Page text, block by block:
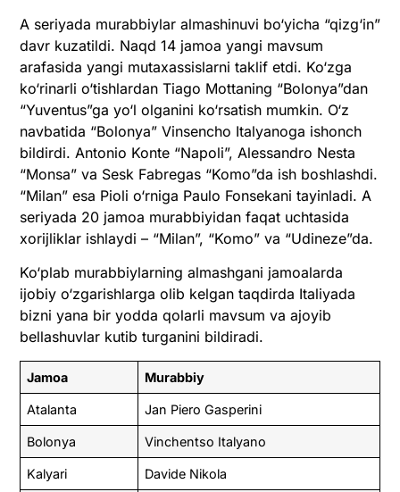
A seriyada murabbiylar almashinuvi bo‘yicha “qizg‘in”
davr kuzatildi. Naqd 14 jamoa yangi mavsum
arafasida yangi mutaxassislarni taklif etdi. Ko‘zga
ko‘rinarli o‘tishlardan Tiago Mottaning “Bolonya”dan
“Yuventus”ga yo‘l olganini ko‘rsatish mumkin. O‘z
navbatida “Bolonya” Vinsencho Italyanoga ishonch
bildirdi. Antonio Konte “Napoli”, Alessandro Nesta
“Monsa” va Sesk Fabregas “Komo”da ish boshlashdi.
“Milan” esa Pioli o‘rniga Paulo Fonsekani tayinladi. A
seriyada 20 jamoa murabbiyidan faqat uchtasida
xorijliklar ishlaydi – “Milan”, “Komo” va “Udineze”da.
Ko‘plab murabbiylarning almashgani jamoalarda
ijobiy o‘zgarishlarga olib kelgan taqdirda Italiyada
bizni yana bir yodda qolarli mavsum va ajoyib
bellashuvlar kutib turganini bildiradi.
Jamoa Murabbiy
Atalanta Jan Piero Gasperini
Bolonya Vinchentso Italyano
Kalyari Davide Nikola